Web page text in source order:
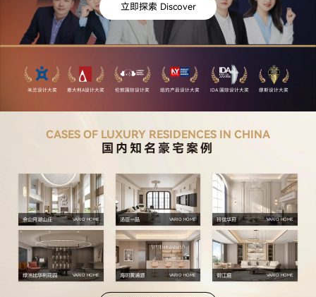
立即探索 Discover
米兰设计大奖 意大利A设计大奖 伦敦国际设计奖 纽约产品设计大奖 IDA 国际设计大奖 缪斯设计大奖
CASES OF LUXURY RESIDENCES IN CHINA
国内知名豪宅案例
佘山月湖山庄 VARIO HOME 汤臣一品 VARIO HOME 玲珑华府 VARIO HOME
绿洲比华利花园 VARIO HOME 海玥黄浦源 VARIO HOME 御江庭 VARIO HOME